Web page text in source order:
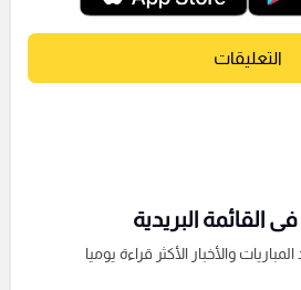
التعليقات
القائمة البريدية
والأخبار الأكثر قراءة يوميا